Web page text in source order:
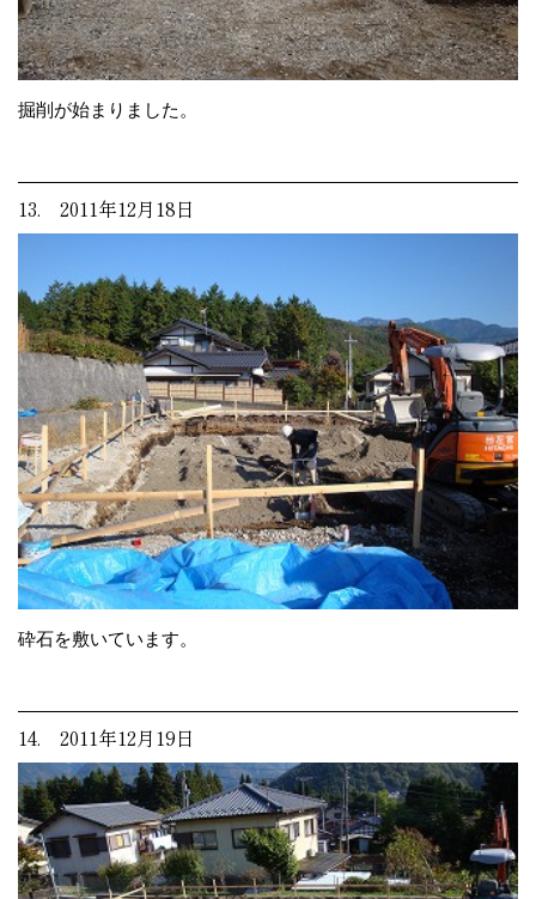
掘削が始まりました。
13. 2011年12月18日
砕石を敷いています。
14. 2011年12月19日